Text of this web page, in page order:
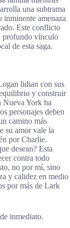
una subtrama
inminente amenaza
Este conflicto
profundo vínculo
de esta saga.
lidian con sus
y construir
Nueva York ha
personajes deben
camino más
su amor vale la
por Charlie.
desean? Esta
contra todo
no por mí, sino
y calidez en medio
por más de Lark
de inmediato.